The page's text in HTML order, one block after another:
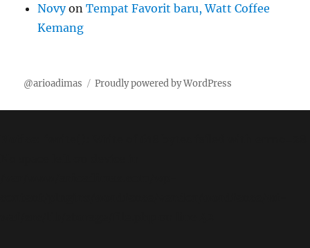
NovyonTempat Favorit baru, Watt Coffee
Kemang
@arioadimas Proudly powered by WordPress